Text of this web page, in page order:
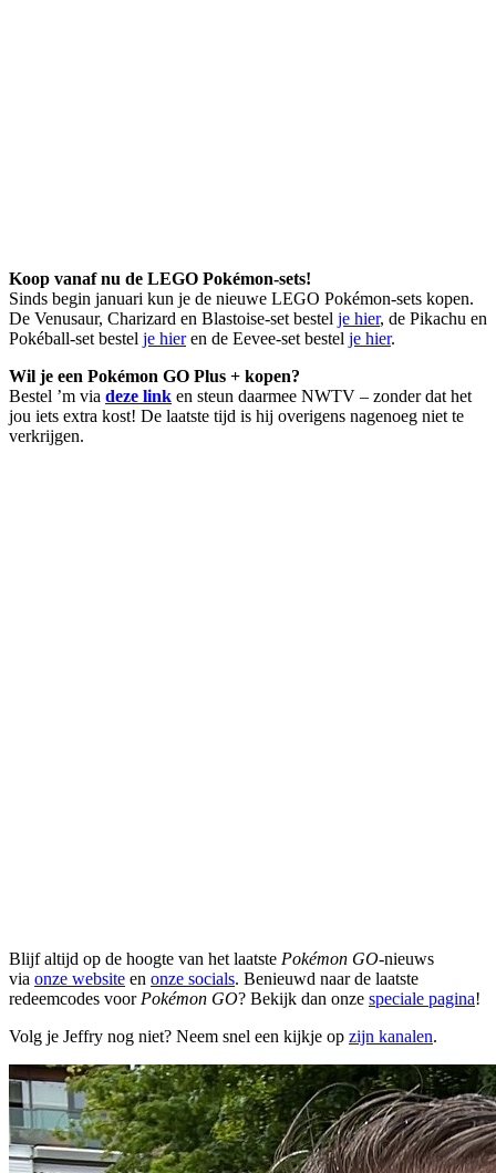
Koop vanaf nu de LEGO Pokémon-sets!
Sinds begin januari kun je de nieuwe LEGO Pokémon-sets kopen.
De Venusaur, Charizard en Blastoise-set bestel je hier, de Pikachu en
Pokéball-set bestel je hieren de Eevee-set bestel je hier.
Wil je een Pokémon GO Plus + kopen?
Bestel ’m via deze link en steun daarmee NWTV – zonder dat het
jou iets extra kost! De laatste tijd is hij overigens nagenoeg niet te
verkrijgen.
Blijf altijd op de hoogte van het laatste Pokémon GO-nieuws
via onze website en onze socials. Benieuwd naar de laatste
redeemcodes voor Pokémon GO? Bekijk dan onze speciale pagina!
Volg je Jeffry nog niet? Neem snel een kijkje op zijn kanalen.